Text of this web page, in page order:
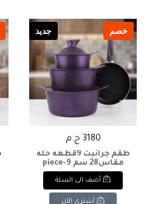
خصم جديد
3180 ج.م
طقم جرانيت 9قطعه حله
مقاس28 سم 9-piece
granite cookware set,
28cm pot
أضف الى السلة
أشتري الآن